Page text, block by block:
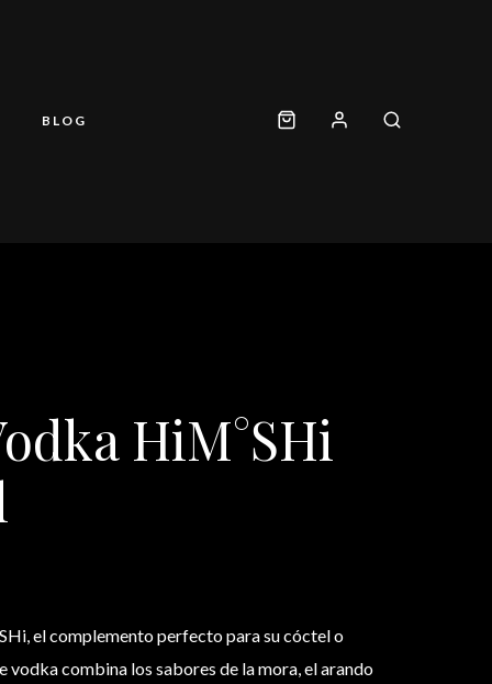
BLOG
HiM°SHi
el complemento perfecto para su cóctel o
vodka combina los sabores de la mora, el arando